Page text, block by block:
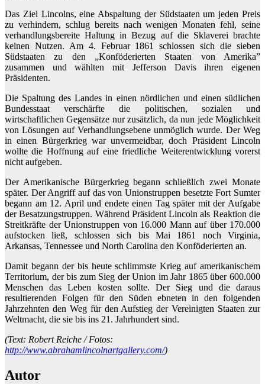
Das Ziel Lincolns, eine Abspaltung der Südstaaten um jeden Preis
zu verhindern, schlug bereits nach wenigen Monaten fehl, seine
verhandlungsbereite Haltung in Bezug auf die Sklaverei brachte
keinen Nutzen. Am 4. Februar 1861 schlossen sich die sieben
Südstaaten zu den „Konföderierten Staaten von Amerika”
zusammen und wählten mit Jefferson Davis ihren eigenen
Präsidenten.
Die Spaltung des Landes in einen nördlichen und einen südlichen
Bundesstaat verschärfte die politischen, sozialen und
wirtschaftlichen Gegensätze nur zusätzlich, da nun jede Möglichkeit
von Lösungen auf Verhandlungsebene unmöglich wurde. Der Weg
in einen Bürgerkrieg war unvermeidbar, doch Präsident Lincoln
wollte die Hoffnung auf eine friedliche Weiterentwicklung vorerst
nicht aufgeben.
Der Amerikanische Bürgerkrieg begann schließlich zwei Monate
später. Der Angriff auf das von Unionstruppen besetzte Fort Sumter
begann am 12. April und endete einen Tag später mit der Aufgabe
der Besatzungstruppen. Während Präsident Lincoln als Reaktion die
Streitkräfte der Unionstruppen von 16.000 Mann auf über 170.000
aufstocken ließ, schlossen sich bis Mai 1861 noch Virginia,
Arkansas, Tennessee und North Carolina den Konföderierten an.
Damit begann der bis heute schlimmste Krieg auf amerikanischem
Territorium, der bis zum Sieg der Union im Jahr 1865 über 600.000
Menschen das Leben kosten sollte. Der Sieg und die daraus
resultierenden Folgen für den Süden ebneten in den folgenden
Jahrzehnten den Weg für den Aufstieg der Vereinigten Staaten zur
Weltmacht, die sie bis ins 21. Jahrhundert sind.
(Text: Robert Reiche / Fotos:
http://www.abrahamlincolnartgallery.com/)
Autor